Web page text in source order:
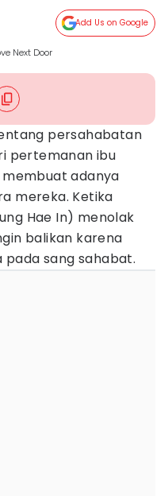
Add Us on Google
Next Door
persahabatan
pertemanan ibu
adanya
mereka. Ketika
Hae In) menolak
balikan karena
pada sang sahabat.